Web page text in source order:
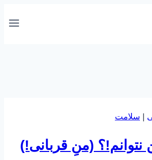
| سلامت
نتوانم!؟ (منِ قربانی!)